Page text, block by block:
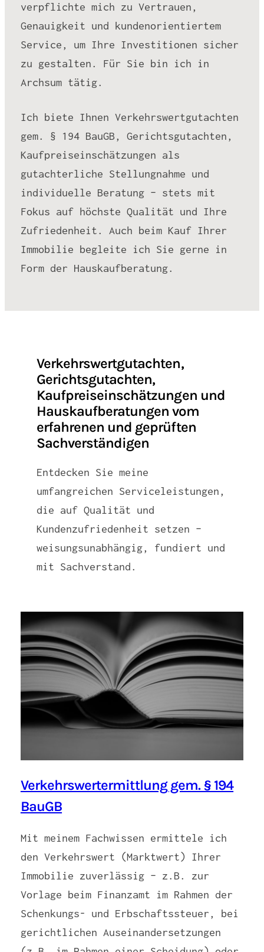
verpflichte mich zu Vertrauen,
Genauigkeit und kundenorientiertem
Service, um Ihre Investitionen sicher
zu gestalten. Für Sie bin ich in
Archsum tätig.
Ich biete Ihnen Verkehrswertgutachten
gem. § 194 BauGB, Gerichtsgutachten,
Kaufpreiseinschätzungen als
gutachterliche Stellungnahme und
individuelle Beratung – stets mit
Fokus auf höchste Qualität und Ihre
Zufriedenheit. Auch beim Kauf Ihrer
Immobilie begleite ich Sie gerne in
Form der Hauskaufberatung.
Verkehrswertgutachten,
Gerichtsgutachten,
Kaufpreiseinschätzungen und
Hauskaufberatungen vom
erfahrenen und geprüften
Sachverständigen
Entdecken Sie meine
umfangreichen Serviceleistungen,
die auf Qualität und
Kundenzufriedenheit setzen –
weisungsunabhängig, fundiert und
mit Sachverstand.
Verkehrswertermittlung gem. § 194
BauGB
Mit meinem Fachwissen ermittele ich
den Verkehrswert (Marktwert) Ihrer
Immobilie zuverlässig – z.B. zur
Vorlage beim Finanzamt im Rahmen der
Schenkungs- und Erbschaftssteuer, bei
gerichtlichen Auseinandersetzungen